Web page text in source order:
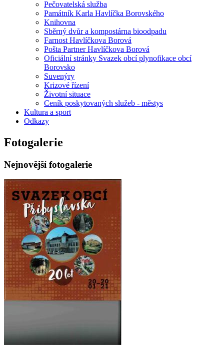
Pečovatelská služba
Památník Karla Havlíčka Borovského
Knihovna
Sběrný dvůr a kompostárna bioodpadu
Farnost Havlíčkova Borová
Pošta Partner Havlíčkova Borová
Oficiální stránky Svazek obcí plynofikace obcí
Borovsko
Suvenýry
Krizové řízení
Životní situace
Ceník poskytovaných služeb - městys
Kultura a sport
Odkazy
Fotogalerie
Nejnovější fotogalerie